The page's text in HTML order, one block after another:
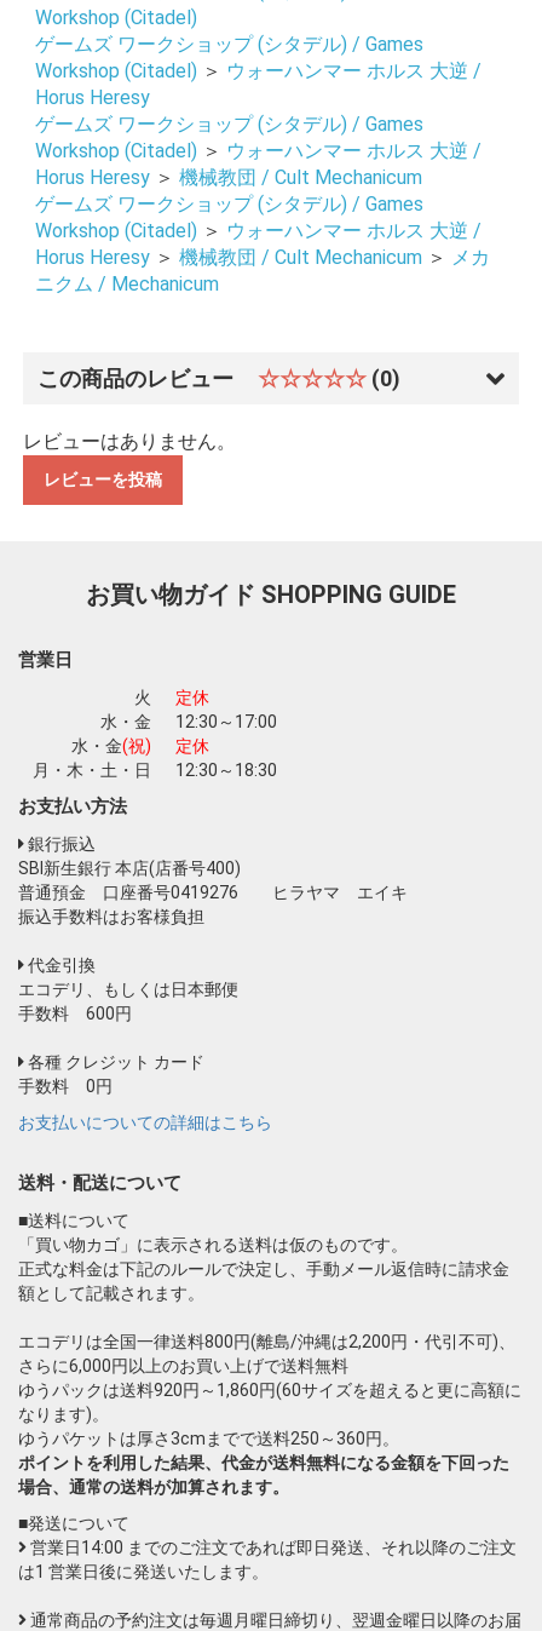
お買い物を続ける カートへ進む
Workshop (Citadel)
ゲームズ ワークショップ (シタデル) / Games
Workshop (Citadel) ＞ ウォーハンマー ホルス 大逆 /
Horus Heresy
ゲームズ ワークショップ (シタデル) / Games
Workshop (Citadel) ＞ ウォーハンマー ホルス 大逆 /
Horus Heresy ＞ 機械教団 / Cult Mechanicum
ゲームズ ワークショップ (シタデル) / Games
Workshop (Citadel) ＞ ウォーハンマー ホルス 大逆 /
Horus Heresy ＞ 機械教団 / Cult Mechanicum ＞ メカ
ニクム / Mechanicum
この商品のレビュー ☆☆☆☆☆ (0)
レビューはありません。
レビューを投稿
お買い物ガイド SHOPPING GUIDE
営業日
火
定休
水・金
12:30～17:00
水・金(祝)
定休
月・木・土・日
12:30～18:30
お支払い方法
銀行振込
SBI新生銀行 本店(店番号400)
普通預金 口座番号0419276 ヒラヤマ エイキ
振込手数料はお客様負担
代金引換
エコデリ、もしくは日本郵便
手数料 600円
各種 クレジット カード
手数料 0円
お支払いについての詳細はこちら
送料・配送について
■送料について
「買い物カゴ」に表示される送料は仮のものです。
正式な料金は下記のルールで決定し、手動メール返信時に請求金
額として記載されます。
エコデリは全国一律送料800円(離島/沖縄は2,200円・代引不可)、
さらに6,000円以上のお買い上げで送料無料
ゆうパックは送料920円～1,860円(60サイズを超えると更に高額に
なります)。
ゆうパケットは厚さ3cmまでで送料250～360円。
ポイントを利用した結果、代金が送料無料になる金額を下回った
場合、通常の送料が加算されます。
■発送について
営業日14:00 までのご注文であれば即日発送、それ以降のご注文
は1 営業日後に発送いたします。
通常商品の予約注文は毎週月曜日締切り、翌週金曜日以降のお届